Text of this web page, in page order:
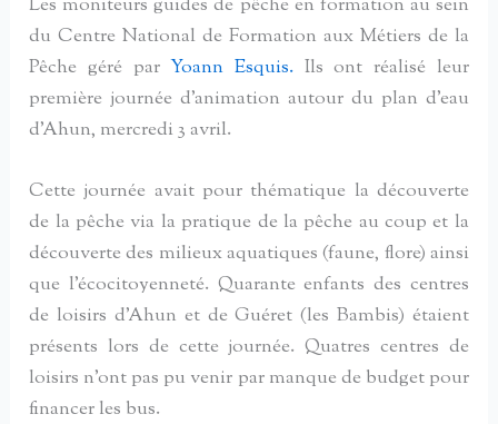
du Centre National de Formation aux Métiers de la
Pêche géré parYoann Esquis. Ils ont réalisé leur
première journée d’animation autour du plan d’eau
d’Ahun, mercredi 3 avril.
Cette journée avait pour thématique la découverte
de la pêche via la pratique de la pêche au coup et la
découverte des milieux aquatiques (faune, flore) ainsi
que l’écocitoyenneté. Quarante enfants des centres
de loisirs d’Ahun et de Guéret (les Bambis) étaient
présents lors de cette journée. Quatres centres de
loisirs n’ont pas pu venir par manque de budget pour
financer les bus.